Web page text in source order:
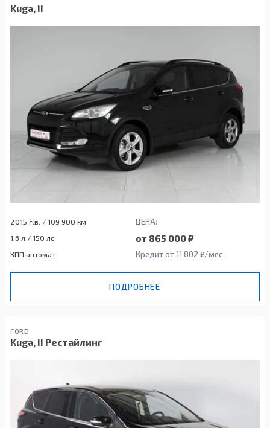
Kuga, II
2015 г.в. / 109 900 км ЦЕНА:
1.6 л / 150 лс от 865 000 ₽
КПП автомат Кредит от 11 802 ₽/мес
ПОДРОБНЕЕ
FORD
Kuga, II Рестайлинг